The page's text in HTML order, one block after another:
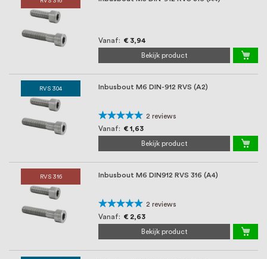
Vanaf € 3,94
Bekijk product
RVS 304 Inbusbout M6 DIN-912 RVS (A2)
Waardering:
100%
2 reviews
Vanaf
€ 1,63
Bekijk product
RVS 316 Inbusbout M6 DIN912 RVS 316 (A4)
Waardering:
100%
2 reviews
Vanaf
€ 2,63
Bekijk product